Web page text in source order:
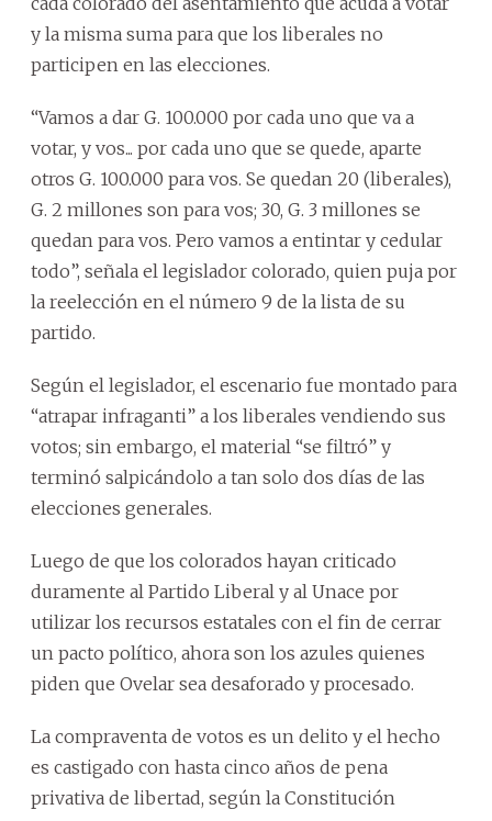
y la misma suma para que los liberales no
participen en las elecciones.
“Vamos a dar G. 100.000 por cada uno que va a
votar, y vos... por cada uno que se quede, aparte
otros G. 100.000 para vos. Se quedan 20 (liberales),
G. 2 millones son para vos; 30, G. 3 millones se
quedan para vos. Pero vamos a entintar y cedular
todo”, señala el legislador colorado, quien puja por
la reelección en el número 9 de la lista de su
partido.
Según el legislador, el escenario fue montado para
“atrapar infraganti” a los liberales vendiendo sus
votos; sin embargo, el material “se filtró” y
terminó salpicándolo a tan solo dos días de las
elecciones generales.
Luego de que los colorados hayan criticado
duramente al Partido Liberal y al Unace por
utilizar los recursos estatales con el fin de cerrar
un pacto político, ahora son los azules quienes
piden que Ovelar sea desaforado y procesado.
La compraventa de votos es un delito y el hecho
es castigado con hasta cinco años de pena
privativa de libertad, según la Constitución